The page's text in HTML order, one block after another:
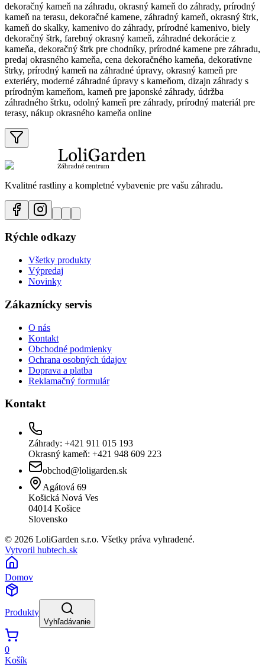
dekoračný kameň na záhradu, okrasný kameň do záhrady, prírodný
kameň na terasu, dekoračné kamene, záhradný kameň, okrasný štrk,
kameň do skalky, kamenivo do záhrady, prírodné kamenivo, biely
dekoračný štrk, farebný okrasný kameň, záhradné dekorácie z
kameňa, dekoračný štrk pre chodníky, prírodné kamene pre záhradu,
predaj okrasného kameňa, cena dekoračného kameňa, dekoratívne
štrky, prírodný kameň na záhradné úpravy, okrasný kameň pre
exteriéry, moderné záhradné úpravy s kameňom, dizajn záhrady s
prírodným kameňom, kameň pre japonské záhrady, údržba
záhradného štrku, odolný kameň pre záhrady, prírodný materiál pre
terasy, nákup okrasného kameňa online
Kvalitné rastliny a kompletné vybavenie pre vašu záhradu.
Rýchle odkazy
Všetky produkty
Výpredaj
Novinky
Zákaznícky servis
O nás
Kontakt
Obchodné podmienky
Ochrana osobných údajov
Doprava a platba
Reklamačný formulár
Kontakt
Záhrady: +421 911 015 193
Okrasný kameň: +421 948 609 223
obchod@loligarden.sk
Agátová 69
Košická Nová Ves
04014 Košice
Slovensko
© 2026 LoliGarden s.r.o. Všetky práva vyhradené.
Vytvoril hubtech.sk
Domov
Produkty
Vyhľadávanie
0
Košík